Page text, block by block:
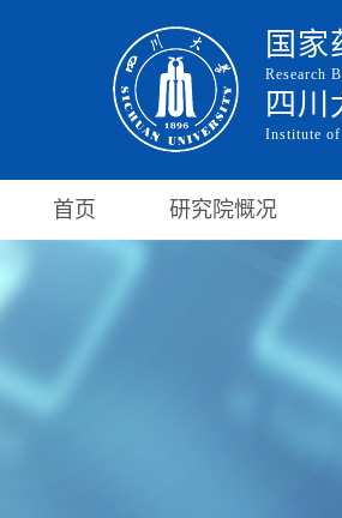
国家
Research
四川
Institute of
首页 研究院慨况